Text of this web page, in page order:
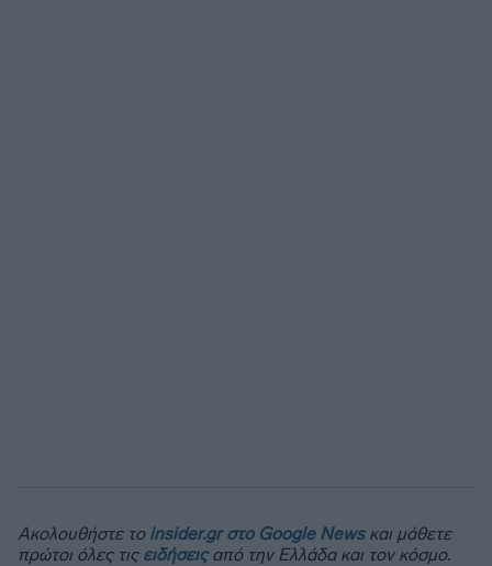
Ακολουθήστε το insider.gr στο Google Newsκαι μάθετε
πρώτοι όλες τις ειδήσειςαπό την Ελλάδα και τον κόσμο.